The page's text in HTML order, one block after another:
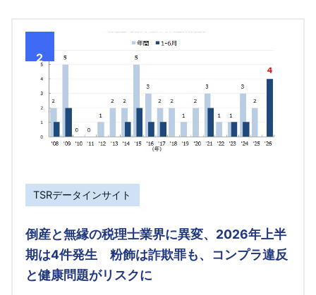
2
TSRデータインサイト
倒産と無縁の税理士業界に異変、2026年上半
期は4件発生 粉飾は詐欺罪も、コンプラ違反
と健康問題がリスクに